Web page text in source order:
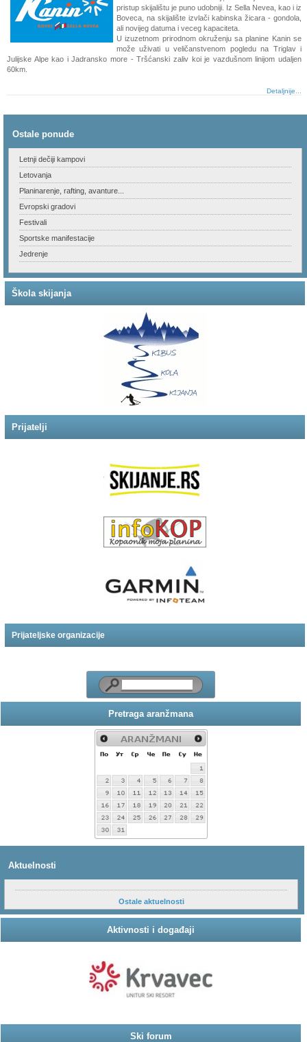
pristup skijalištu je puno udobniji. Iz Sella Nevea, kao i iz
Boveca, na skijalište izvlači kabinska žicara - gondola,
ali novijeg datuma i veceg kapaciteta.
U izuzetnom prirodnom okruženju sa planine Kanin se
može uživati u veličanstvenom pogledu na Triglav i
Julijske Alpe kao i Jadransko more - Tršćanski zaliv koi je vazdušnom linijom udaljen
60km.
Detaljnije...
Ostale ponude
Letnji dečiji kampovi
Letovanja
Planinarenje, rafting, avanture...
Evropski gradovi
Festivali
Sportske manifestacije
Jedrenje
Škola skijanja
Prijatelji
Prijateljske organizacije
Pretraga aranžmana
Aktuelnosti
Ostale aktuelnosti
Aktivnosti i događaji
Ski forum